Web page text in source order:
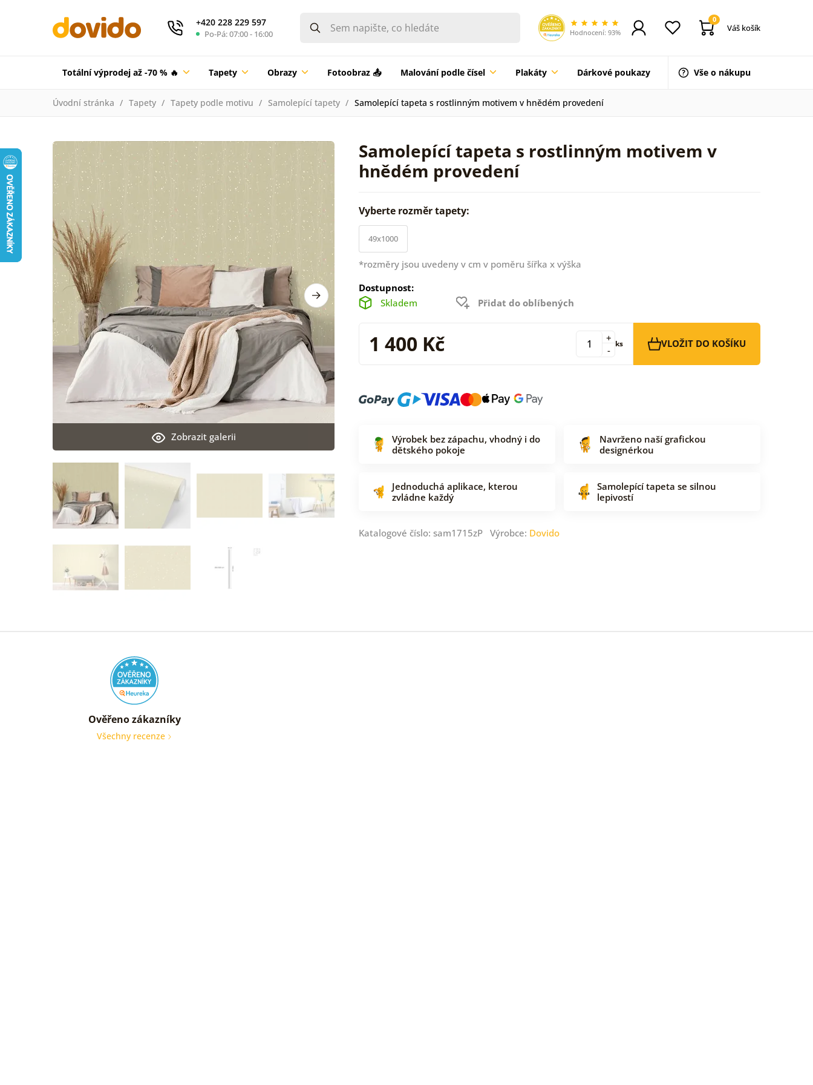
+420 228 229 597
Po-Pá: 07:00 - 16:00 Hodnocení: 93%
0
Váš košík
Totální výprodej až -70 % 🔥 Tapety Obrazy Fotoobraz 📤 Malování podle čísel Plakáty Dárkové poukazy Vše o nákupu
Úvodní stránka Tapety Tapety podle motivu Samolepící tapety Samolepící tapeta s rostlinným motivem v hnědém provedení
Samolepící tapeta s rostlinným motivem v
hnědém provedení
Zobrazit galerii
Vyberte rozměr tapety:
49x1000
*rozměry jsou uvedeny v cm v poměru šířka x výška
Dostupnost:
Skladem
Přidat do oblíbených
1 400 Kč -
+ ks VLOŽIT DO KOŠÍKU
Výrobek bez zápachu, vhodný i do
dětského pokoje
Navrženo naší grafickou
designérkou
Jednoduchá aplikace, kterou
zvládne každý
Samolepící tapeta se silnou
lepivostí
Katalogové číslo: sam1715zP Výrobce: Dovido
Ověřeno zákazníky
Všechny recenze